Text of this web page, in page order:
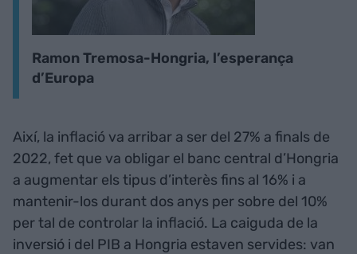
Ramon Tremosa-Hongria, l’esperança
d’Europa
Així, la inflació va arribar a ser del 27% a finals de
2022, fet que va obligar el banc central d’Hongria
a augmentar els tipus d’interès fins al 16% i a
mantenir-los durant dos anys per sobre del 10%
per tal de controlar la inflació. La caiguda de la
inversió i del PIB a Hongria estaven servides: van